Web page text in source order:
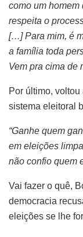
como um
respeita o
[…] Para mim, é
a família toda
Vem pra cima de
Por último,
sistema eleitoral
“Ganhe quem
em eleições
não confio quem
Vai fazer o quê,
democracia
eleições se lhe